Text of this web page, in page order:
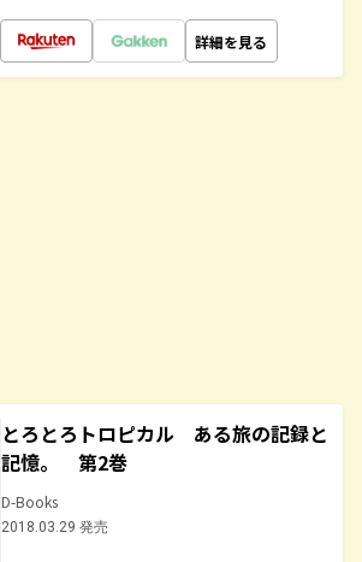
詳細を見る
とろとろトロピカル ある旅の記録と
記憶。 第2巻
D-Books
2018.03.29 発売